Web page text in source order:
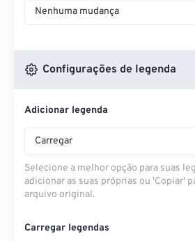
Nenhuma mudança
Configurações de legenda
Adicionar legenda
Carregar
Selecione a melhor opção para suas
adicionar as suas próprias ou 'Copiar'
arquivo original.
Carregar legendas